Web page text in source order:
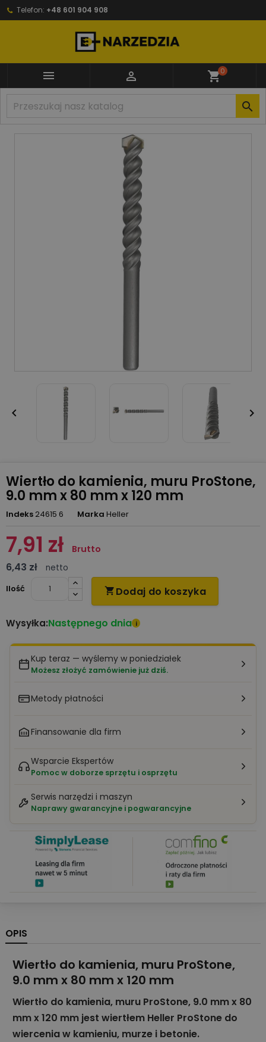
Telefon: +48 601 904 908
  shopping_cart0

 
Wiertło do kamienia, muru ProStone,
9.0 mm x 80 mm x 120 mm
Indeks 24615 6 Marka Heller
7,91 zł Brutto
6,43 zł
netto
Ilość
 Dodaj do koszyka
Wysyłka:Następnego dnia i
Kup teraz — wyślemy w poniedziałek
Możesz złożyć zamówienie już dziś.
Metody płatności
Finansowanie dla firm
Wsparcie Ekspertów
Pomoc w doborze sprzętu i osprzętu
Serwis narzędzi i maszyn
Naprawy gwarancyjne i pogwarancyjne
OPIS
Wiertło do kamienia, muru ProStone,
9.0 mm x 80 mm x 120 mm
Wiertło do kamienia, muru ProStone, 9.0 mm x 80
mm x 120 mm jest wiertłem Heller ProStone do
wiercenia w kamieniu, murze i betonie.